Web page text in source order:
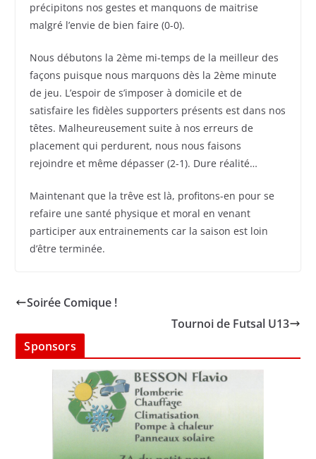
précipitons nos gestes et manquons de maitrise
malgré l’envie de bien faire (0-0).
Nous débutons la 2ème mi-temps de la meilleur des
façons puisque nous marquons dès la 2ème minute
de jeu. L’espoir de s’imposer à domicile et de
satisfaire les fidèles supporters présents est dans nos
têtes. Malheureusement suite à nos erreurs de
placement qui perdurent, nous nous faisons
rejoindre et même dépasser (2-1). Dure réalité…
Maintenant que la trêve est là, profitons-en pour se
refaire une santé physique et moral en venant
participer aux entrainements car la saison est loin
d’être terminée.
Soirée Comique !
Tournoi de Futsal U13
Sponsors